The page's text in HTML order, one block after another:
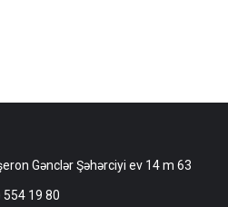
Gənclər Şəhərciyi ev 14 m 63
554 19 80